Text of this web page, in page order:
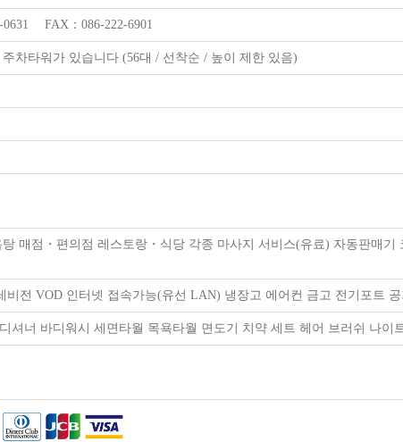
0631 FAX：086-222-6901
차타워가 있습니다 (56대 / 선착순 / 높이 제한 있음)
매점・편의점 레스토랑・식당 각종 마사지 서비스(유료) 자동판매기
비전 VOD 인터넷 접속가능(유선 LAN) 냉장고 에어컨 금고 전기포트
셔너 바디워시 세면타월 목욕타월 면도기 치약 세트 헤어 브러쉬 나이